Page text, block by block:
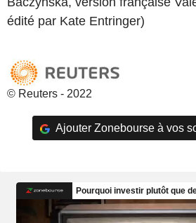
édité par Kate Entringer)
© Reuters - 2022
Ajouter Zonebourse à vos